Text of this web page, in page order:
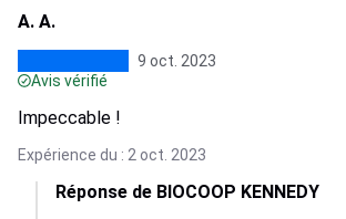
A. A.
9 oct. 2023
Avis vérifié
Impeccable !
Expérience du : 2 oct. 2023
Réponse de BIOCOOP KENNEDY